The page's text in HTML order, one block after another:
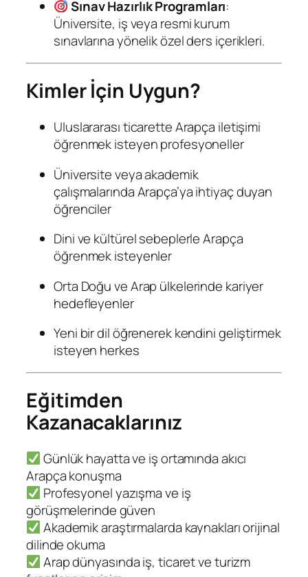
Sınav Hazırlık Programları:
Üniversite, iş veya resmi kurum
sınavlarına yönelik özel ders içerikleri.
Kimler İçin Uygun?
Uluslararası ticarette Arapça iletişimi
öğrenmek isteyen profesyoneller
Üniversite veya akademik
çalışmalarında Arapça’ya ihtiyaç duyan
öğrenciler
Dini ve kültürel sebeplerle Arapça
öğrenmek isteyenler
Orta Doğu ve Arap ülkelerinde kariyer
hedefleyenler
Yeni bir dil öğrenerek kendini geliştirmek
isteyen herkes
Eğitimden
Kazanacaklarınız
Günlük hayatta ve iş ortamında akıcı
Arapça konuşma
Profesyonel yazışma ve iş
görüşmelerinde güven
Akademik araştırmalarda kaynakları orijinal
dilinde okuma
Arap dünyasında iş, ticaret ve turizm